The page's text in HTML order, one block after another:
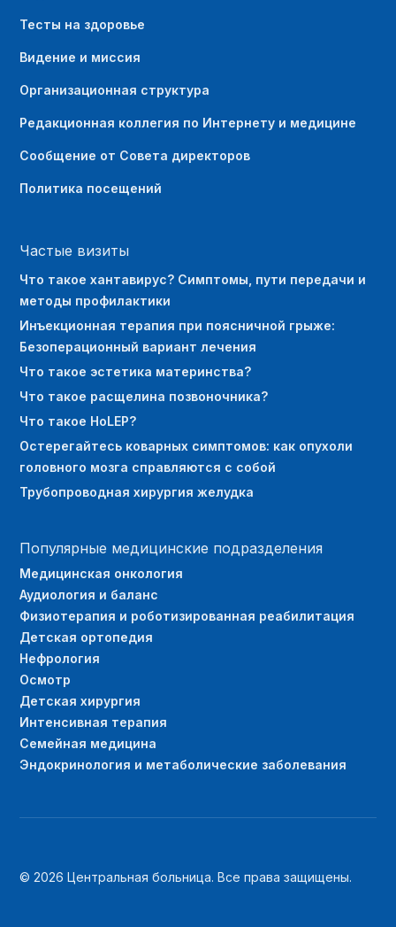
Тесты на здоровье
Видение и миссия
Организационная структура
Редакционная коллегия по Интернету и медицине
Сообщение от Совета директоров
Политика посещений
Частые визиты
Что такое хантавирус? Симптомы, пути передачи и
методы профилактики
Инъекционная терапия при поясничной грыже:
Безоперационный вариант лечения
Что такое эстетика материнства?
Что такое расщелина позвоночника?
Что такое HoLEP?
Остерегайтесь коварных симптомов: как опухоли
головного мозга справляются с собой
Трубопроводная хирургия желудка
Популярные медицинские подразделения
Медицинская онкология
Аудиология и баланс
Физиотерапия и роботизированная реабилитация
Детская ортопедия
Нефрология
Осмотр
Детская хирургия
Интенсивная терапия
Семейная медицина
Эндокринология и метаболические заболевания
© 2026 Центральная больница. Все права защищены.